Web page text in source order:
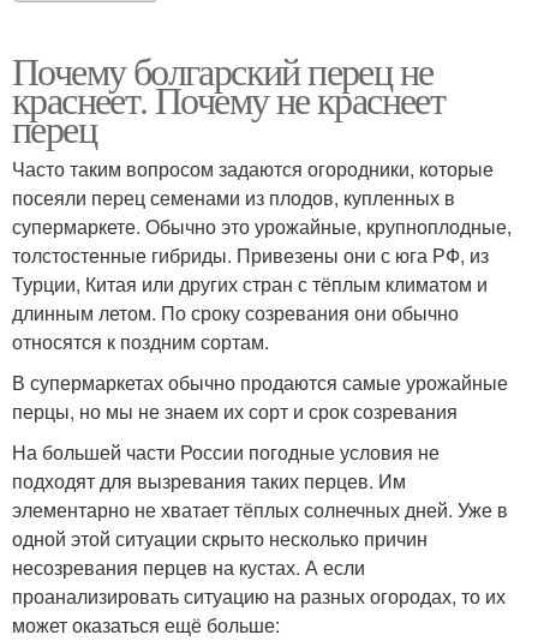
Почему болгарский перец не
краснеет. Почему не краснеет
перец
Часто таким вопросом задаются огородники, которые
посеяли перец семенами из плодов, купленных в
супермаркете. Обычно это урожайные, крупноплодные,
толстостенные гибриды. Привезены они с юга РФ, из
Турции, Китая или других стран с тёплым климатом и
длинным летом. По сроку созревания они обычно
относятся к поздним сортам.
В супермаркетах обычно продаются самые урожайные
перцы, но мы не знаем их сорт и срок созревания
На большей части России погодные условия не
подходят для вызревания таких перцев. Им
элементарно не хватает тёплых солнечных дней. Уже в
одной этой ситуации скрыто несколько причин
несозревания перцев на кустах. А если
проанализировать ситуацию на разных огородах, то их
может оказаться ещё больше: